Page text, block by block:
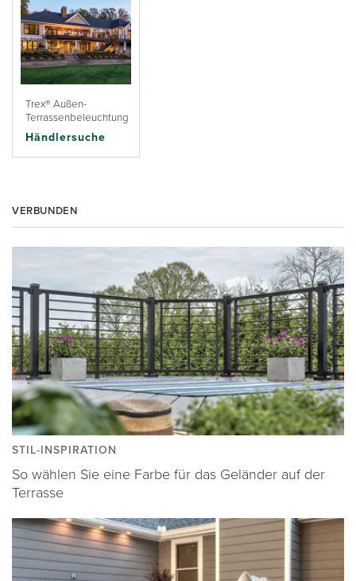
Trex® Außen-
Terrassenbeleuchtung
Händlersuche
VERBUNDEN
STIL-INSPIRATION
So wählen Sie eine Farbe für das Geländer auf der
Terrasse